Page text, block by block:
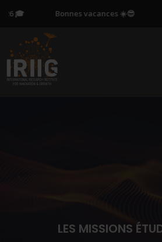
🎓 Bonnes vacances ☀️😎
LES MISSIONS